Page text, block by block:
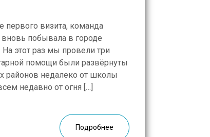
первого визита, команда
побывала в городе
этот раз мы провели три
помощи были развёрнуты
недалеко от школы
недавно от огня […]
Подробнее